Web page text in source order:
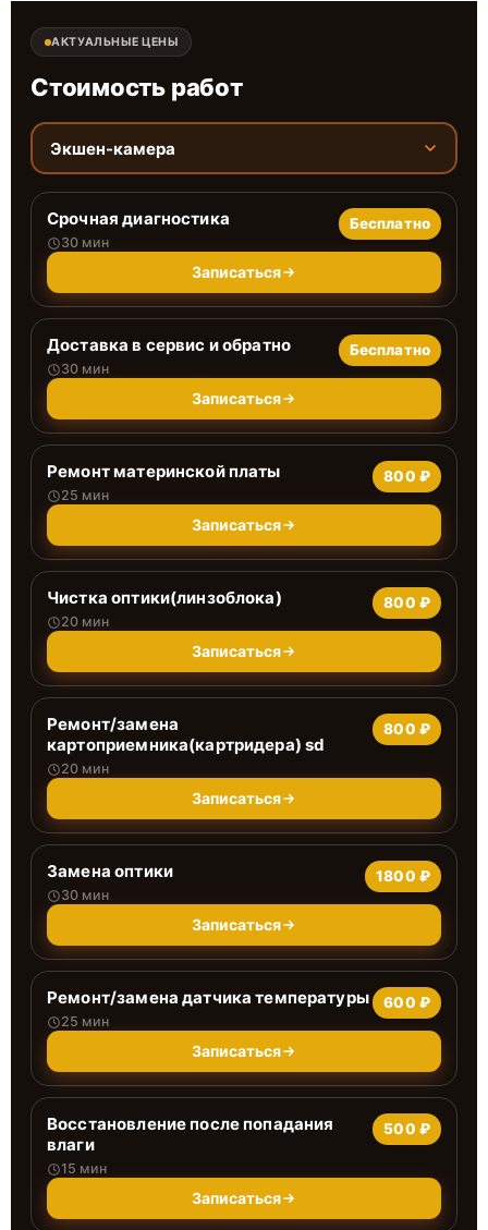
АКТУАЛЬНЫЕ ЦЕНЫ
Стоимость работ
Экшен-камера
Срочная диагностика
30 мин
Бесплатно
Записаться
Доставка в сервис и обратно
30 мин
Бесплатно
Записаться
Ремонт материнской платы
25 мин
800 ₽
Записаться
Чистка оптики(линзоблока)
20 мин
800 ₽
Записаться
Ремонт/замена
картоприемника(картридера) sd
20 мин
800 ₽
Записаться
Замена оптики
30 мин
1800 ₽
Записаться
Ремонт/замена датчика температуры
25 мин
600 ₽
Записаться
Восстановление после попадания
влаги
15 мин
500 ₽
Записаться